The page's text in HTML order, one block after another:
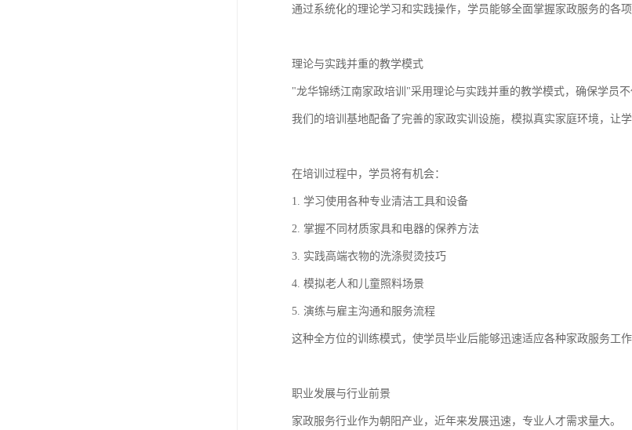
通过系统化的理论学习和实践操作，学员能够全面掌握家政服务的各
理论与实践并重的教学模式
"龙华锦绣江南家政培训"采用理论与实践并重的教学模式，确保学员
我们的培训基地配备了完善的家政实训设施，模拟真实家庭环境，让
在培训过程中，学员将有机会：
1. 学习使用各种专业清洁工具和设备
2. 掌握不同材质家具和电器的保养方法
3. 实践高端衣物的洗涤熨烫技巧
4. 模拟老人和儿童照料场景
5. 演练与雇主沟通和服务流程
这种全方位的训练模式，使学员毕业后能够迅速适应各种家政服务工
职业发展与行业前景
家政服务行业作为朝阳产业，近年来发展迅速，专业人才需求量大。